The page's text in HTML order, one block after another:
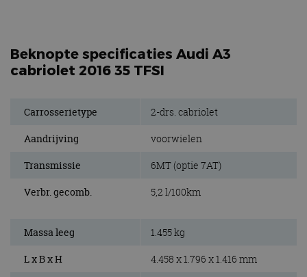
Beknopte specificaties Audi A3
cabriolet 2016 35 TFSI
Carrosserietype 2-drs. cabriolet
Aandrijving voorwielen
Transmissie 6MT (optie 7AT)
Verbr. gecomb. 5,2 l/100km
Massa leeg 1.455 kg
L x B x H 4.458 x 1.796 x 1.416 mm